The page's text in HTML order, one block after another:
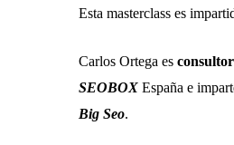
Esta masterclass es
Carlos Ortega es
SEOBOX España e
Big Seo.